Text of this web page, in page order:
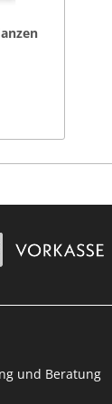
und Beratung